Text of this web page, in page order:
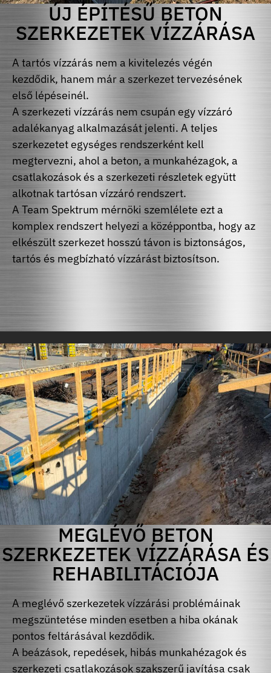
ÚJ ÉPÍTÉSŰ BETON
SZERKEZETEK VÍZZÁRÁSA
A tartós vízzárás nem a kivitelezés végén
kezdődik, hanem már a szerkezet tervezésének
első lépéseinél.
A szerkezeti vízzárás nem csupán egy vízzáró
adalékanyag alkalmazását jelenti. A teljes
szerkezetet egységes rendszerként kell
megtervezni, ahol a beton, a munkahézagok, a
csatlakozások és a szerkezeti részletek együtt
alkotnak tartósan vízzáró rendszert.
A Team Spektrum mérnöki szemlélete ezt a
komplex rendszert helyezi a középpontba, hogy az
elkészült szerkezet hosszú távon is biztonságos,
tartós és megbízható vízzárást biztosítson.
MEGLÉVŐ BETON
SZERKEZETEK VÍZZÁRÁSA ÉS
REHABILITÁCIÓJA
A meglévő szerkezetek vízzárási problémáinak
megszüntetése minden esetben a hiba okának
pontos feltárásával kezdődik.
A beázások, repedések, hibás munkahézagok és
szerkezeti csatlakozások szakszerű javítása csak